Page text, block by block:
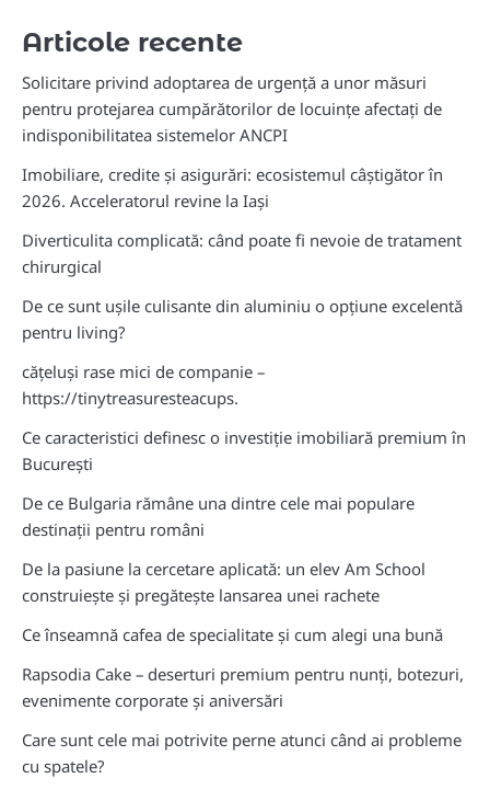
Articole recente
Solicitare privind adoptarea de urgență a unor măsuri
pentru protejarea cumpărătorilor de locuințe afectați de
indisponibilitatea sistemelor ANCPI
Imobiliare, credite și asigurări: ecosistemul câștigător în
2026. Acceleratorul revine la Iași
Diverticulita complicată: când poate fi nevoie de tratament
chirurgical
De ce sunt ușile culisante din aluminiu o opțiune excelentă
pentru living?
cățeluși rase mici de companie –
https://tinytreasuresteacups.
Ce caracteristici definesc o investiție imobiliară premium în
București
De ce Bulgaria rămâne una dintre cele mai populare
destinații pentru români
De la pasiune la cercetare aplicată: un elev Am School
construiește și pregătește lansarea unei rachete
Ce înseamnă cafea de specialitate și cum alegi una bună
Rapsodia Cake – deserturi premium pentru nunți, botezuri,
evenimente corporate și aniversări
Care sunt cele mai potrivite perne atunci când ai probleme
cu spatele?